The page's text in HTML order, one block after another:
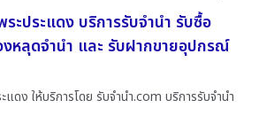
ะประแดง บริการรับจำนำ รับซื้อ
หลุดจำนำ และ รับฝากขายอุปกรณ์
ดง ให้บริการโดย รับจํานํา.com บริการรับจำนำ